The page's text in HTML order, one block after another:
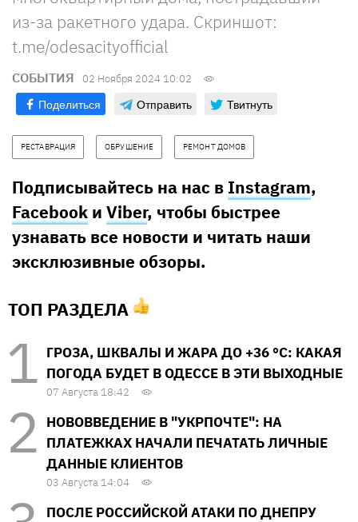
из-за ракетного удара. Скриншот:
t.me/odesacityofficial
СОБЫТИЯ 02 Ноября 2024 10:02
Поделиться Отправить Твитнуть
РЕСТАВРАЦИЯ ОБРУШЕНИЕ РЕМОНТ ДОМОВ
Подписывайтесь на нас в Instagram,
Facebook и Viber, чтобы быстрее
узнавать все новости и читать наши
эксклюзивные обзоры.
ТОП РАЗДЕЛА
ГРОЗА, ШКВАЛЫ И ЖАРА ДО +36 °С: КАКАЯ
ПОГОДА БУДЕТ В ОДЕССЕ В ЭТИ ВЫХОДНЫЕ
07 Августа 18:42
НОВОВВЕДЕНИЕ В "УКРПОЧТЕ": НА
ПЛАТЕЖКАХ НАЧАЛИ ПЕЧАТАТЬ ЛИЧНЫЕ
ДАННЫЕ КЛИЕНТОВ
03 Августа 14:04
ПОСЛЕ РОССИЙСКОЙ АТАКИ ПО ДНЕПРУ